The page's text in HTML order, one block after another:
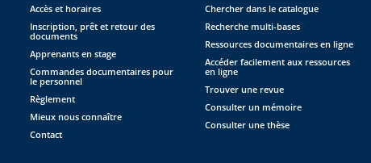
Accès et horaires
Inscription, prêt et retour des
documents
Apprenants en stage
Commandes documentaires pour
le personnel
Règlement
Mieux nous connaître
Contact
Chercher dans le catalogue
Recherche multi-bases
Ressources documentaires en ligne
Accéder facilement aux ressources
en ligne
Trouver une revue
Consulter un mémoire
Consulter une thèse